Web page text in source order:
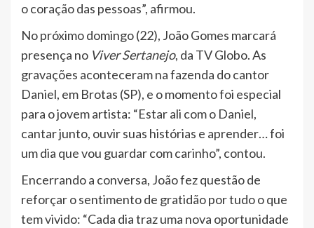
o coração das pessoas”, afirmou.
No próximo domingo (22), João Gomes marcará
presença no Viver Sertanejo, da TV Globo. As
gravações aconteceram na fazenda do cantor
Daniel, em Brotas (SP), e o momento foi especial
para o jovem artista: “Estar ali com o Daniel,
cantar junto, ouvir suas histórias e aprender… foi
um dia que vou guardar com carinho”, contou.
Encerrando a conversa, João fez questão de
reforçar o sentimento de gratidão por tudo o que
tem vivido: “Cada dia traz uma nova oportunidade